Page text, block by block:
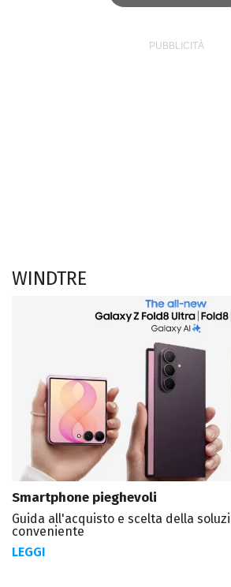
WINDTRE
Smartphone pieghevoli
Guida all'acquisto e scelta della
conveniente
LEGGI